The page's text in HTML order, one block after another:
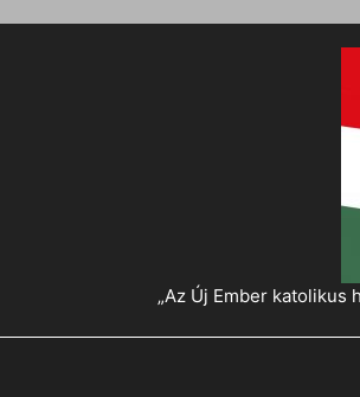
„Az Új Ember katolikus
© 2026 Magyar Kurír -